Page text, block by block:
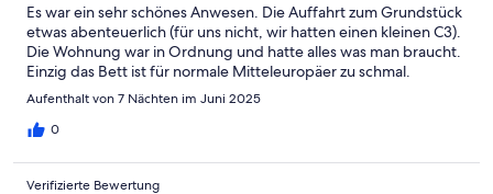
Es war ein sehr schönes Anwesen. Die Auffahrt zum Grundstück
etwas abenteuerlich (für uns nicht, wir hatten einen kleinen C3).
Die Wohnung war in Ordnung und hatte alles was man braucht.
Einzig das Bett ist für normale Mitteleuropäer zu schmal.
Aufenthalt von 7 Nächten im Juni 2025
0
Verifizierte Bewertung